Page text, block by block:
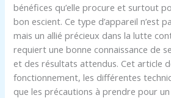
bénéfices qu’elle procure et surtout
bon escient. Ce type d’appareil n’est
mais un allié précieux dans la lutte
requiert une bonne connaissance de
et des résultats attendus. Cet article
fonctionnement, les différentes
que les précautions à prendre pour